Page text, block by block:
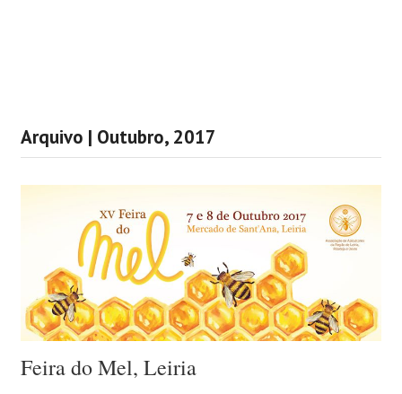
Arquivo | Outubro, 2017
Feira do Mel, Leiria